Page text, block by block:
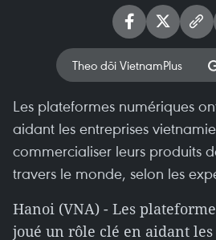
Theo dõi VietnamPlus
Les plateformes numériques
aidant les entreprises
commercialiser leurs produits
travers le monde, selon les
Hanoi (VNA) - Les
joué un rôle clé en aidant